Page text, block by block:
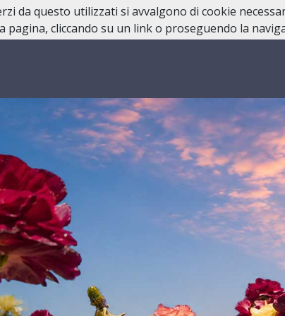
86da questo utilizzati si avvalgono di cookie
pagina, cliccando su un link o proseguendo la